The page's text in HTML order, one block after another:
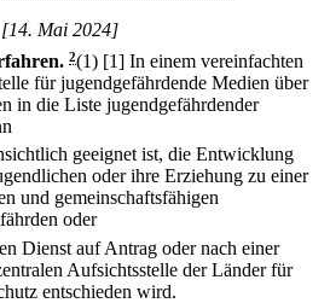
[14. Mai 2024]
2(1) [1] In einem vereinfachten
für jugendgefährdende Medien über
in die Liste jugendgefährdender
geeignet ist, die Entwicklung
oder ihre Erziehung zu einer
und gemeinschaftsfähigen
oder
Dienst auf Antrag oder nach einer
Aufsichtsstelle der Länder für
entschieden wird.